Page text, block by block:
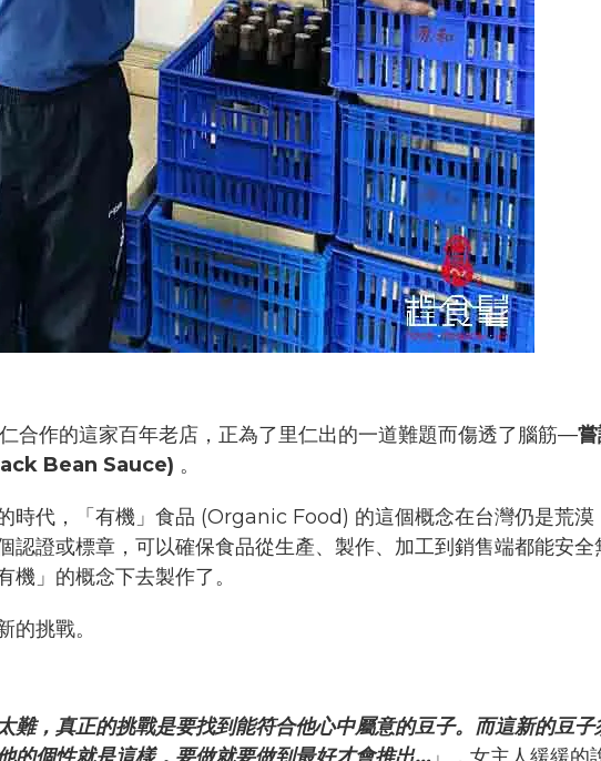
合作的這家百年老店，正為了里仁出的一道難題而傷透了腦筋—
Bean Sauce) 。
時代，「有機」食品 (Organic Food) 的這個概念在台灣仍是荒
認證或標章，可以確保食品從生產、製作、加工到銷售端都能安
」的概念下去製作了。
的挑戰。
難，真正的挑戰是要找到能符合他心中屬意的豆子。而這新的豆